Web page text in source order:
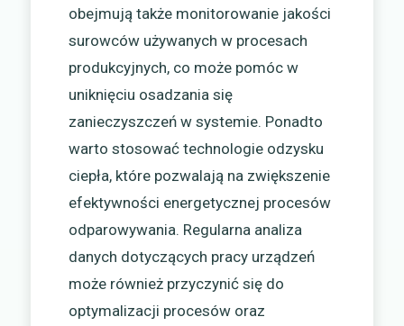
obejmują także monitorowanie jakości
surowców używanych w procesach
produkcyjnych, co może pomóc w
uniknięciu osadzania się
zanieczyszczeń w systemie. Ponadto
warto stosować technologie odzysku
ciepła, które pozwalają na zwiększenie
efektywności energetycznej procesów
odparowywania. Regularna analiza
danych dotyczących pracy urządzeń
może również przyczynić się do
optymalizacji procesów oraz